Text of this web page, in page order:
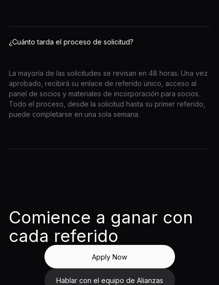
¿Cuánto tarda el proceso de solicitud?
La mayoría de las solicitudes se revisan en 48 horas. Una vez
aprobado, recibirá su enlace de referido único, acceso al
panel de socios y materiales de incorporación para socios.
Todo el proceso, desde la solicitud hasta su primer referido,
puede completarse en una sola semana.
Comience a ganar con
cada referido
Apply Now
Hablar con el equipo de Alianzas